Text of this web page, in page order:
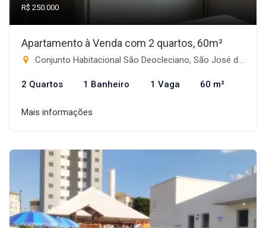
R$ 250.000
Apartamento à Venda com 2 quartos, 60m²
Conjunto Habitacional São Deocleciano, São José do Rio Preto-SP
2 Quartos 1 Banheiro 1 Vaga 60 m²
Mais informações